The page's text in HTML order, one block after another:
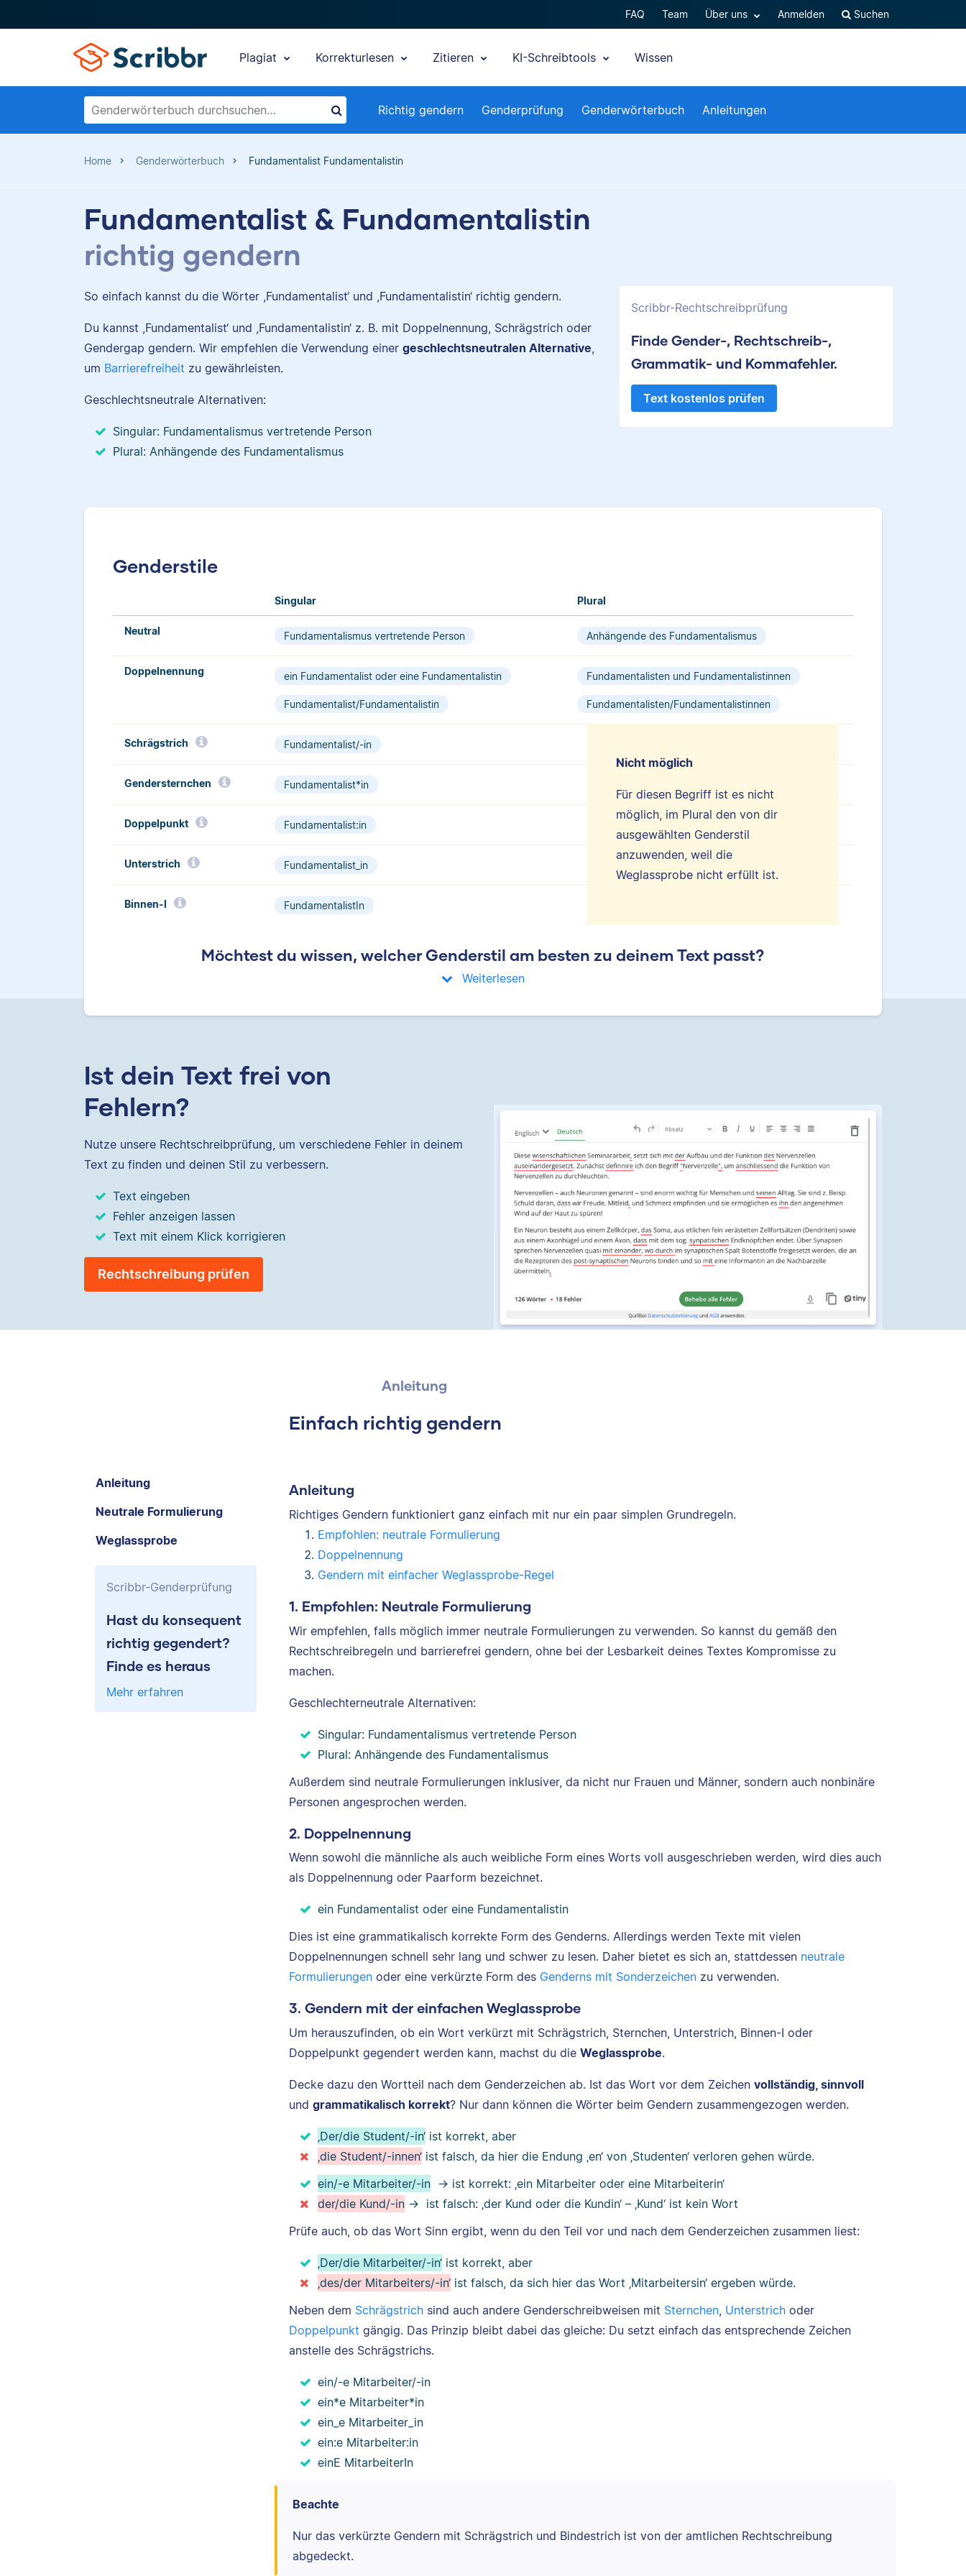
FAQ Team Über uns Anmelden Suchen
Plagiat Korrekturlesen Zitieren KI-Schreibtools Wissen
Richtig gendern Genderprüfung Genderwörterbuch Anleitungen
Home Genderwörterbuch Fundamentalist Fundamentalistin
Fundamentalist & Fundamentalistin
richtig gendern
So einfach kannst du die Wörter ,Fundamentalist‘ und ,Fundamentalistin‘ richtig gendern.
Du kannst ,Fundamentalist‘ und ,Fundamentalistin‘ z. B. mit Doppelnennung, Schrägstrich oder
Gendergap gendern. Wir empfehlen die Verwendung einer geschlechtsneutralen Alternative,
um Barrierefreiheit zu gewährleisten.
Geschlechtsneutrale Alternativen:
Singular: Fundamentalismus vertretende Person
Plural: Anhängende des Fundamentalismus
Scribbr-Rechtschreibprüfung
Finde Gender-, Rechtschreib-,
Grammatik- und Kommafehler.
Text kostenlos prüfen
Genderstile
Singular Plural
Neutral Fundamentalismus vertretende Person Anhängende des Fundamentalismus
Doppelnennung ein Fundamentalist oder eine Fundamentalistin
Fundamentalist/Fundamentalistin
Fundamentalisten und Fundamentalistinnen
Fundamentalisten/Fundamentalistinnen
Schrägstrich­ Fundamentalist/-in
Gendersternchen Fundamentalist*in
Doppelpunkt Fundamentalist:in
Unterstrich Fundamentalist_in
Binnen-I FundamentalistIn
Nicht möglich
Für diesen Begriff ist es nicht
möglich, im Plural den von dir
ausgewählten Genderstil
anzuwenden, weil die
Weglassprobe nicht erfüllt ist.
Möchtest du wissen, welcher Genderstil am besten zu deinem Text passt?
Weiterlesen
Ist dein Text frei von
Fehlern?
Nutze unsere Rechtschreibprüfung, um verschiedene Fehler in deinem
Text zu finden und deinen Stil zu verbessern.
Text eingeben
Fehler anzeigen lassen
Text mit einem Klick korrigieren
Rechtschreibung prüfen
Anleitung
Einfach richtig gendern
Anleitung
Neutrale Formulierung
Weglassprobe
Scribbr-Genderprüfung
Hast du konsequent
richtig gegendert?
Finde es heraus
Mehr erfahren
Anleitung
Richtiges Gendern funktioniert ganz einfach mit nur ein paar simplen Grundregeln.
Empfohlen: neutrale Formulierung
Doppelnennung
Gendern mit einfacher Weglassprobe-Regel
1. Empfohlen: Neutrale Formulierung
Wir empfehlen, falls möglich immer neutrale Formulierungen zu verwenden. So kannst du gemäß den
Rechtschreibregeln und barrierefrei gendern, ohne bei der Lesbarkeit deines Textes Kompromisse zu
machen.
Geschlechterneutrale Alternativen:
Singular: Fundamentalismus vertretende Person
Plural: Anhängende des Fundamentalismus
Außerdem sind neutrale Formulierungen inklusiver, da nicht nur Frauen und Männer, sondern auch nonbinäre
Personen angesprochen werden.
2. Doppelnennung
Wenn sowohl die männliche als auch weibliche Form eines Worts voll ausgeschrieben werden, wird dies auch
als Doppelnennung oder Paarform bezeichnet.
ein Fundamentalist oder eine Fundamentalistin
Dies ist eine grammatikalisch korrekte Form des Genderns. Allerdings werden Texte mit vielen
Doppelnennungen schnell sehr lang und schwer zu lesen. Daher bietet es sich an, stattdessen neutrale
Formulierungen oder eine verkürzte Form des Genderns mit Sonderzeichen zu verwenden.
3. Gendern mit der einfachen Weglassprobe
Um herauszufinden, ob ein Wort verkürzt mit Schrägstrich, Sternchen, Unterstrich, Binnen-I oder
Doppelpunkt gegendert werden kann, machst du die Weglassprobe.
Decke dazu den Wortteil nach dem Genderzeichen ab. Ist das Wort vor dem Zeichen vollständig, sinnvoll
und grammatikalisch korrekt? Nur dann können die Wörter beim Gendern zusammengezogen werden.
‚Der/die Student/-in‘ ist korrekt, aber
‚die Student/-innen‘ ist falsch, da hier die Endung ‚en‘ von ‚Studenten‘ verloren gehen würde.
ein/-e Mitarbeiter/-in → ist korrekt: ‚ein Mitarbeiter oder eine Mitarbeiterin‘
der/die Kund/-in → ist falsch: ‚der Kund oder die Kundin‘ – ‚Kund‘ ist kein Wort
Prüfe auch, ob das Wort Sinn ergibt, wenn du den Teil vor und nach dem Genderzeichen zusammen liest:
‚Der/die Mitarbeiter/-in‘ ist korrekt, aber
‚des/der Mitarbeiters/-in‘ ist falsch, da sich hier das Wort ‚Mitarbeitersin‘ ergeben würde.
Neben dem Schrägstrich sind auch andere Genderschreibweisen mit Sternchen, Unterstrich oder
Doppelpunkt gängig. Das Prinzip bleibt dabei das gleiche: Du setzt einfach das entsprechende Zeichen
anstelle des Schrägstrichs.
ein/-e Mitarbeiter/-in
ein*e Mitarbeiter*in
ein_e Mitarbeiter_in
ein:e Mitarbeiter:in
einE MitarbeiterIn
Beachte
Nur das verkürzte Gendern mit Schrägstrich und Bindestrich ist von der amtlichen Rechtschreibung
abgedeckt.